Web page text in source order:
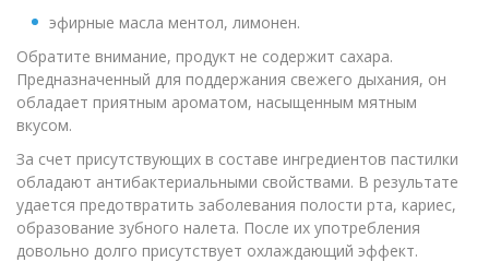
эфирные масла ментол, лимонен.
Обратите внимание, продукт не содержит сахара.
Предназначенный для поддержания свежего дыхания, он
обладает приятным ароматом, насыщенным мятным
вкусом.
За счет присутствующих в составе ингредиентов пастилки
обладают антибактериальными свойствами. В результате
удается предотвратить заболевания полости рта, кариес,
образование зубного налета. После их употребления
довольно долго присутствует охлаждающий эффект.